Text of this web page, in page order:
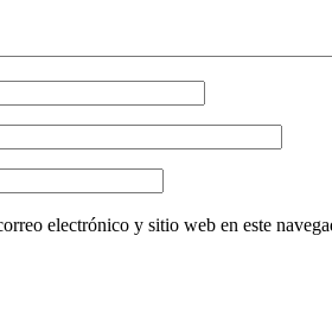
electrónico y sitio web en este